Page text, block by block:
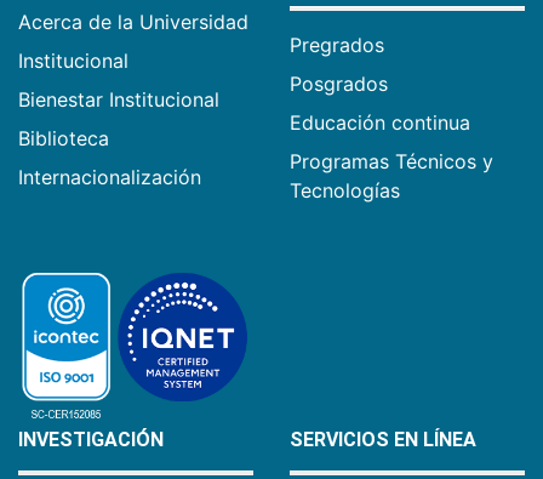
Acerca de la Universidad
Institucional
Bienestar Institucional
Biblioteca
Internacionalización
Pregrados
Posgrados
Educación continua
Programas Técnicos y
Tecnologías
INVESTIGACIÓN SERVICIOS EN LÍNEA